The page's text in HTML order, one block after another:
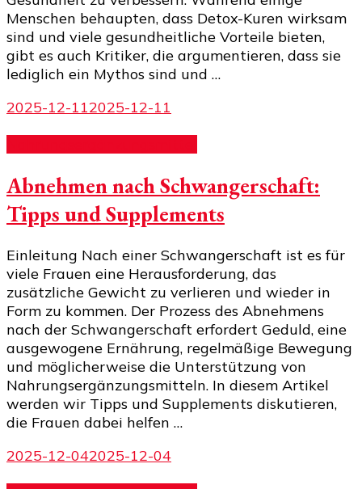
Menschen behaupten, dass Detox-Kuren wirksam
sind und viele gesundheitliche Vorteile bieten,
gibt es auch Kritiker, die argumentieren, dass sie
lediglich ein Mythos sind und …
2025-12-112025-12-11
Abnehmen nach Schwangerschaft:
Tipps und Supplements
Einleitung Nach einer Schwangerschaft ist es für
viele Frauen eine Herausforderung, das
zusätzliche Gewicht zu verlieren und wieder in
Form zu kommen. Der Prozess des Abnehmens
nach der Schwangerschaft erfordert Geduld, eine
ausgewogene Ernährung, regelmäßige Bewegung
und möglicherweise die Unterstützung von
Nahrungsergänzungsmitteln. In diesem Artikel
werden wir Tipps und Supplements diskutieren,
die Frauen dabei helfen …
2025-12-042025-12-04